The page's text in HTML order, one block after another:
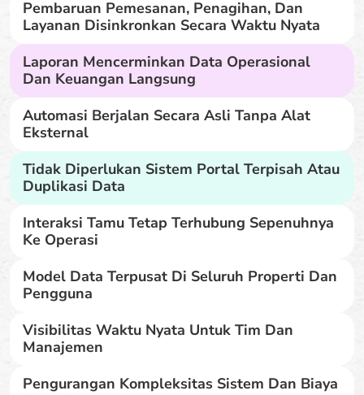
Pembaruan Pemesanan, Penagihan, Dan
Layanan Disinkronkan Secara Waktu Nyata
Laporan Mencerminkan Data Operasional
Dan Keuangan Langsung
Automasi Berjalan Secara Asli Tanpa Alat
Eksternal
Tidak Diperlukan Sistem Portal Terpisah Atau
Duplikasi Data
Interaksi Tamu Tetap Terhubung Sepenuhnya
Ke Operasi
Model Data Terpusat Di Seluruh Properti Dan
Pengguna
Visibilitas Waktu Nyata Untuk Tim Dan
Manajemen
Pengurangan Kompleksitas Sistem Dan Biaya